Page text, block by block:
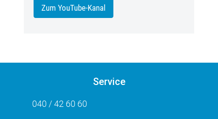
Zum YouTube-Kanal
Service
040 / 42 60 60